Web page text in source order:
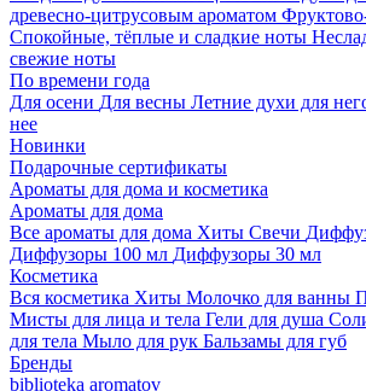
древесно-цитрусовым ароматом
Спокойные, тёплые и сладкие ноты
свежие ноты
По времени года
Для осени Для весны Летние духи для
нее
Новинки
Подарочные сертификаты
Ароматы для дома и косметика
Ароматы для дома
Все ароматы для дома Хиты Свечи
Диффузоры 100 мл Диффузоры 30 мл
Косметика
Вся косметика Хиты Молочко для ванны
Мисты для лица и тела Гели для душа
для тела Мыло для рук Бальзамы для губ
Бренды
biblioteka aromatov